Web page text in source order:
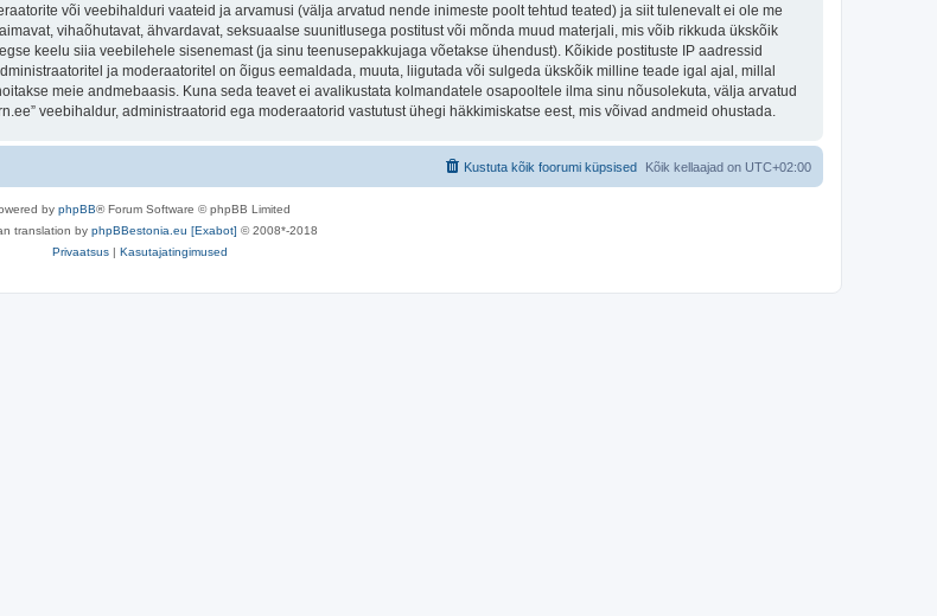
või veebihalduri vaateid ja arvamusi (välja arvatud nende inimeste poolt tehtud teated) ja siit tulenevalt ei ole me
vihaõhutavat, ähvardavat, seksuaalse suunitlusega postitust või mõnda muud materjali, mis võib rikkuda ükskõik
keelu siia veebilehele sisenemast (ja sinu teenusepakkujaga võetakse ühendust). Kõikide postituste IP aadressid
ja moderaatoritel on õigus eemaldada, muuta, liigutada või sulgeda ükskõik milline teade igal ajal, millal
meie andmebaasis. Kuna seda teavet ei avalikustata kolmandatele osapooltele ilma sinu nõusolekuta, välja arvatud
veebihaldur, administraatorid ega moderaatorid vastutust ühegi häkkimiskatse eest, mis võivad andmeid ohustada.
Kõik kellaajad on UTC+02:00
Kustuta kõik foorumi küpsised
by phpBB® Forum Software © phpBB Limited
translation by phpBBestonia.eu [Exabot] © 2008*-2018
Privaatsus | Kasutajatingimused